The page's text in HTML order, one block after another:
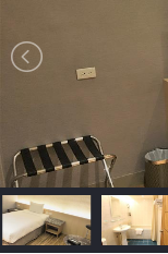
房
接
跟
飯
店